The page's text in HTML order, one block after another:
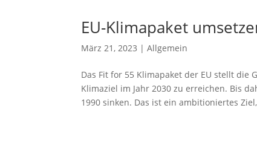
EU-Klimapaket
März 21, 2023 |Allgemein
Das Fit for 55 Klimapaket der EU stellt die
Klimaziel im Jahr 2030 zu erreichen. Bis
1990 sinken. Das ist ein ambitioniertes